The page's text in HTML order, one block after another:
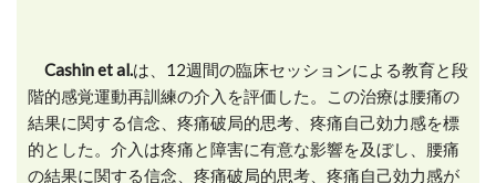
Cashin et al.は、12週間の臨床セッションによる教育と段
階的感覚運動再訓練の介入を評価した。この治療は腰痛の
結果に関する信念、疼痛破局的思考、疼痛自己効力感を標
的とした。介入は疼痛と障害に有意な影響を及ぼし、腰痛
の結果に関する信念、疼痛破局的思考、疼痛自己効力感が